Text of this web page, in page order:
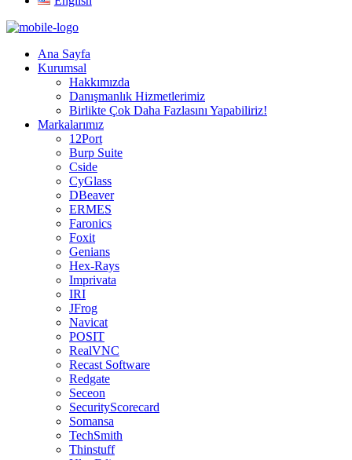
Ana Sayfa
Kurumsal
Hakkımızda
Danışmanlık Hizmetlerimiz
Birlikte Çok Daha Fazlasını Yapabiliriz!
Markalarımız
12Port
Burp Suite
Cside
CyGlass
DBeaver
ERMES
Faronics
Foxit
Genians
Hex-Rays
Imprivata
IRI
JFrog
Navicat
POSIT
RealVNC
Recast Software
Redgate
Seceon
SecurityScorecard
Somansa
TechSmith
Thinstuff